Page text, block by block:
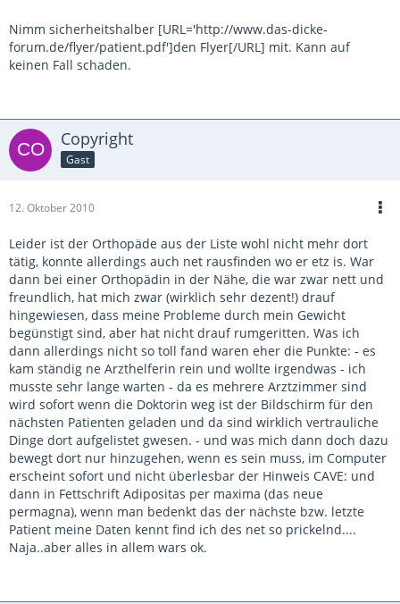
Nimm sicherheitshalber [URL='http://www.das-dicke-
forum.de/flyer/patient.pdf']den Flyer[/URL] mit. Kann auf
keinen Fall schaden.
Copyright
Gast
12. Oktober 2010
Leider ist der Orthopäde aus der Liste wohl nicht mehr dort
tätig, konnte allerdings auch net rausfinden wo er etz is. War
dann bei einer Orthopädin in der Nähe, die war zwar nett und
freundlich, hat mich zwar (wirklich sehr dezent!) drauf
hingewiesen, dass meine Probleme durch mein Gewicht
begünstigt sind, aber hat nicht drauf rumgeritten. Was ich
dann allerdings nicht so toll fand waren eher die Punkte: - es
kam ständig ne Arzthelferin rein und wollte irgendwas - ich
musste sehr lange warten - da es mehrere Arztzimmer sind
wird sofort wenn die Doktorin weg ist der Bildschirm für den
nächsten Patienten geladen und da sind wirklich vertrauliche
Dinge dort aufgelistet gwesen. - und was mich dann doch dazu
bewegt dort nur hinzugehen, wenn es sein muss, im Computer
erscheint sofort und nicht überlesbar der Hinweis CAVE: und
dann in Fettschrift Adipositas per maxima (das neue
permagna), wenn man bedenkt das der nächste bzw. letzte
Patient meine Daten kennt find ich des net so prickelnd....
Naja..aber alles in allem wars ok.